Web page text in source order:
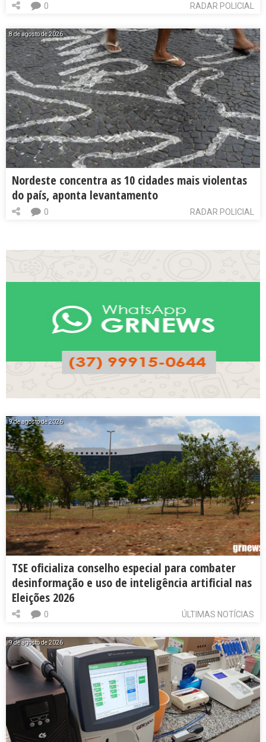
RADAR POLICIAL
0
8 de agosto de 2026
Nordeste concentra as 10 cidades mais violentas
do país, aponta levantamento
RADAR POLICIAL
0
9 de agosto de 2026
TSE oficializa conselho especial para combater
desinformação e uso de inteligência artificial nas
Eleições 2026
ÚLTIMAS NOTÍCIAS
0
9 de agosto de 2026